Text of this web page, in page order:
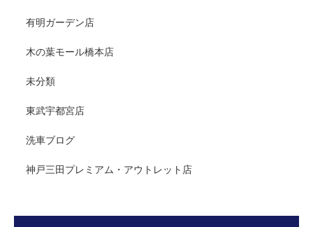
有明ガーデン店
木の葉モール橋本店
未分類
東武宇都宮店
洗車ブログ
神戸三田プレミアム・アウトレット店